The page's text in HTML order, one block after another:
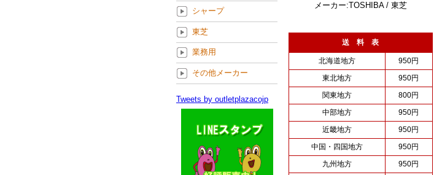
メーカー:TOSHIBA / 東芝
送 料 表
北海道地方
950円
東北地方
950円
関東地方
800円
中部地方
950円
近畿地方
950円
中国・四国地方
950円
九州地方
950円
シャープ
東芝
業務用
その他メーカー
Tweets by outletplazacojp